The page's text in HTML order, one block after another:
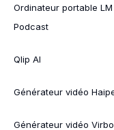
Ordinateur portable LM
Podcast
Qlip AI
Générateur vidéo
Générateur vidéo